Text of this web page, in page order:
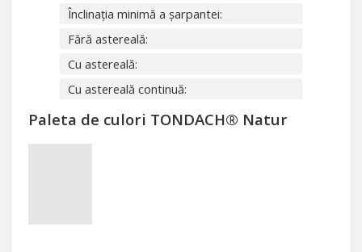
Înclinația minimă a șarpantei:
Fără astereală:
Cu astereală:
Cu astereală continuă:
Paleta de culori TONDACH® Natur